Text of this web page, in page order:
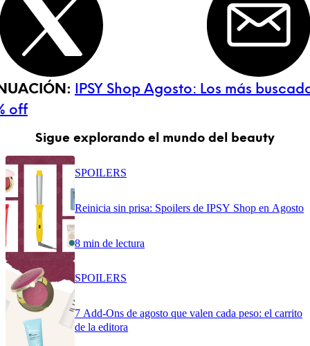
IPSY Shop Agosto: Los más
off
Sigue explorando el mundo del beauty
SPOILERS
Reinicia sin prisa: Spoilers de IPSY Shop en Agosto
8 min de lectura
SPOILERS
7 Add-Ons de agosto que valen cada peso: el carrito
de la editora